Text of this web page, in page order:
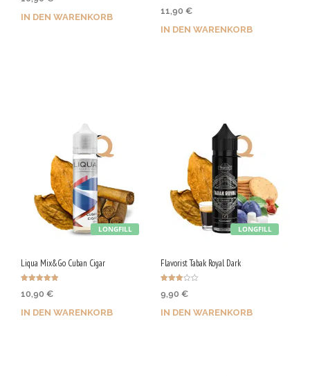
IN DEN WARENKORB
mit
von 5
11,90 €
IN DEN WARENKORB
LONGFILL
Liqua Mix&Go Cuban Cigar
5.00
10,90 €
IN DEN WARENKORB
LONGFILL
Flavorist Tabak Royal Dark
t mit
von 5
9,90 €
IN DEN WARENKORB